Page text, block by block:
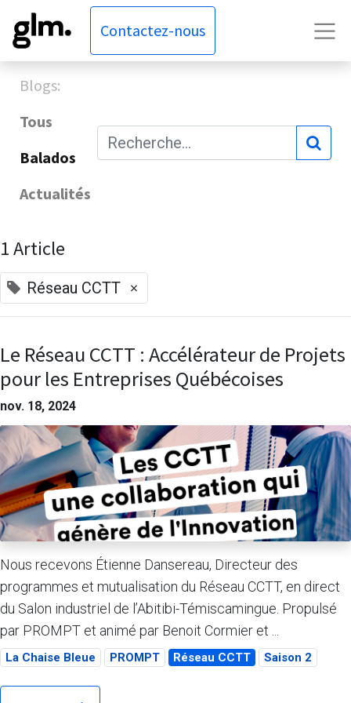
Contactez-nous
Blogs:
Tous
Balados
Actualités
1 Article
Réseau CCTT ×
Le Réseau CCTT : Accélérateur de Projets
pour les Entreprises Québécoises
nov. 18, 2024
Nous recevons Étienne Dansereau, Directeur des
programmes et mutualisation du Réseau CCTT, en direct
du Salon industriel de l’Abitibi-Témiscamingue. Propulsé
par PROMPT et animé par Benoit Cormier et ...
La Chaise Bleue PROMPT Réseau CCTT Saison 2